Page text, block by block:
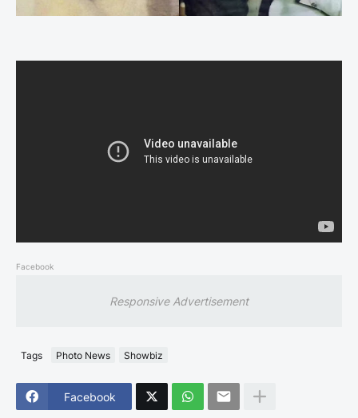
Facebook
Responsive Advertisement
Tags Photo News Showbiz
Facebook